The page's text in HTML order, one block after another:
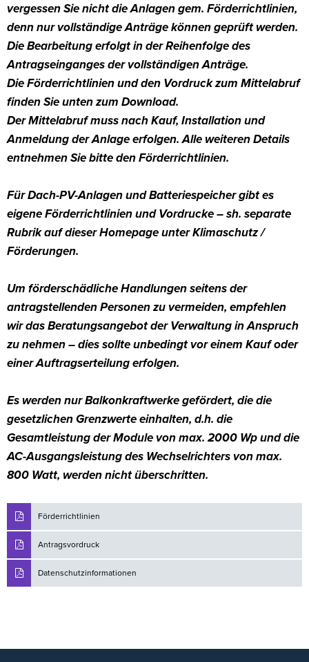
vergessen Sie nicht die Anlagen gem. Förderrichtlinien,
denn nur vollständige Anträge können geprüft werden.
Die Bearbeitung erfolgt in der Reihenfolge des
Antragseinganges der vollständigen Anträge.
Die Förderrichtlinien und den Vordruck zum Mittelabruf
finden Sie unten zum Download.
Der Mittelabruf muss nach Kauf, Installation und
Anmeldung der Anlage erfolgen. Alle weiteren Details
entnehmen Sie bitte den Förderrichtlinien.
Für Dach-PV-Anlagen und Batteriespeicher gibt es
eigene Förderrichtlinien und Vordrucke – sh. separate
Rubrik auf dieser Homepage unter Klimaschutz /
Förderungen.
Um förderschädliche Handlungen seitens der
antragstellenden Personen zu vermeiden, empfehlen
wir das Beratungsangebot der Verwaltung in Anspruch
zu nehmen – dies sollte unbedingt vor einem Kauf oder
einer Auftragserteilung erfolgen.
Es werden nur Balkonkraftwerke gefördert, die die
gesetzlichen Grenzwerte einhalten, d.h. die
Gesamtleistung der Module von max. 2000 Wp und die
AC-Ausgangsleistung des Wechselrichters von max.
800 Watt, werden nicht überschritten.
Förderrichtlinien
Antragsvordruck
Datenschutzinformationen